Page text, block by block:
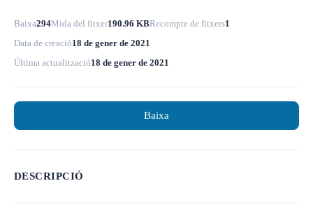
Baixa294Mida del fitxer190.96 KBRecompte de fitxers1
Data de creació18 de gener de 2021
Última actualització18 de gener de 2021
Baixa
DESCRIPCIÓ